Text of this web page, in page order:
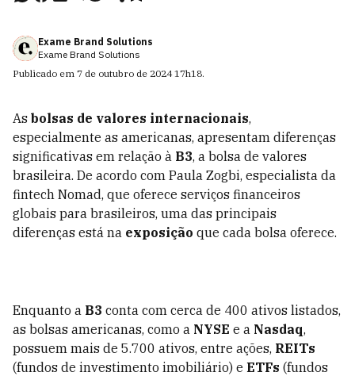
Exame Brand Solutions
Exame Brand Solutions
Publicado em 7 de outubro de 2024 17h18.
As bolsas de valores internacionais,
especialmente as americanas, apresentam diferenças
significativas em relação à B3, a bolsa de valores
brasileira. De acordo com Paula Zogbi, especialista da
fintech Nomad, que oferece serviços financeiros
globais para brasileiros, uma das principais
diferenças está na exposição que cada bolsa oferece.
Enquanto a B3 conta com cerca de 400 ativos listados,
as bolsas americanas, como a NYSE e a Nasdaq,
possuem mais de 5.700 ativos, entre ações, REITs
(fundos de investimento imobiliário) e ETFs (fundos